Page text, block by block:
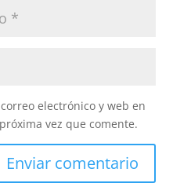
electrónico y web en
vez que comente.